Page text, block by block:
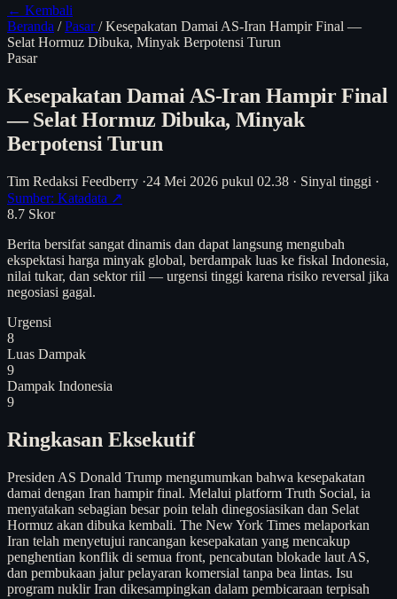
← Kembali
Beranda / Pasar/ Kesepakatan Damai AS-Iran Hampir Final —
Selat Hormuz Dibuka, Minyak Berpotensi Turun
Pasar
Kesepakatan Damai AS-Iran Hampir Final
— Selat Hormuz Dibuka, Minyak
Berpotensi Turun
Tim Redaksi Feedberry ·24 Mei 2026 pukul 02.38 · Sinyal tinggi ·
Sumber: Katadata ↗
8.7 Skor
Berita bersifat sangat dinamis dan dapat langsung mengubah
ekspektasi harga minyak global, berdampak luas ke fiskal Indonesia,
nilai tukar, dan sektor riil — urgensi tinggi karena risiko reversal jika
negosiasi gagal.
Urgensi
8
Luas Dampak
9
Dampak Indonesia
9
Ringkasan Eksekutif
Presiden AS Donald Trump mengumumkan bahwa kesepakatan
damai dengan Iran hampir final. Melalui platform Truth Social, ia
menyatakan sebagian besar poin telah dinegosiasikan dan Selat
Hormuz akan dibuka kembali. The New York Times melaporkan
Iran telah menyetujui rancangan kesepakatan yang mencakup
penghentian konflik di semua front, pencabutan blokade laut AS,
dan pembukaan jalur pelayaran komersial tanpa bea lintas. Isu
program nuklir Iran dikesampingkan dalam pembicaraan terpisah